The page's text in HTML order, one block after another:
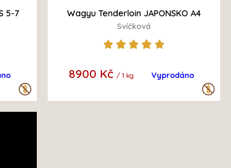
5-7 Wagyu Tenderloin JAPONSKO A4
Svíčková
8900 Kč / 1 kg Vyprodáno